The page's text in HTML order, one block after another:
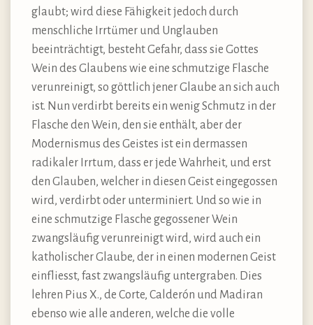
glaubt; wird diese Fähigkeit jedoch durch
menschliche Irrtümer und Unglauben
beeinträchtigt, besteht Gefahr, dass sie Gottes
Wein des Glaubens wie eine schmutzige Flasche
verunreinigt, so göttlich jener Glaube an sich auch
ist. Nun verdirbt bereits ein wenig Schmutz in der
Flasche den Wein, den sie enthält, aber der
Modernismus des Geistes ist ein dermassen
radikaler Irrtum, dass er jede Wahrheit, und erst
den Glauben, welcher in diesen Geist eingegossen
wird, verdirbt oder unterminiert. Und so wie in
eine schmutzige Flasche gegossener Wein
zwangsläufig verunreinigt wird, wird auch ein
katholischer Glaube, der in einen modernen Geist
einfliesst, fast zwangsläufig untergraben. Dies
lehren Pius X., de Corte, Calderón und Madiran
ebenso wie alle anderen, welche die volle